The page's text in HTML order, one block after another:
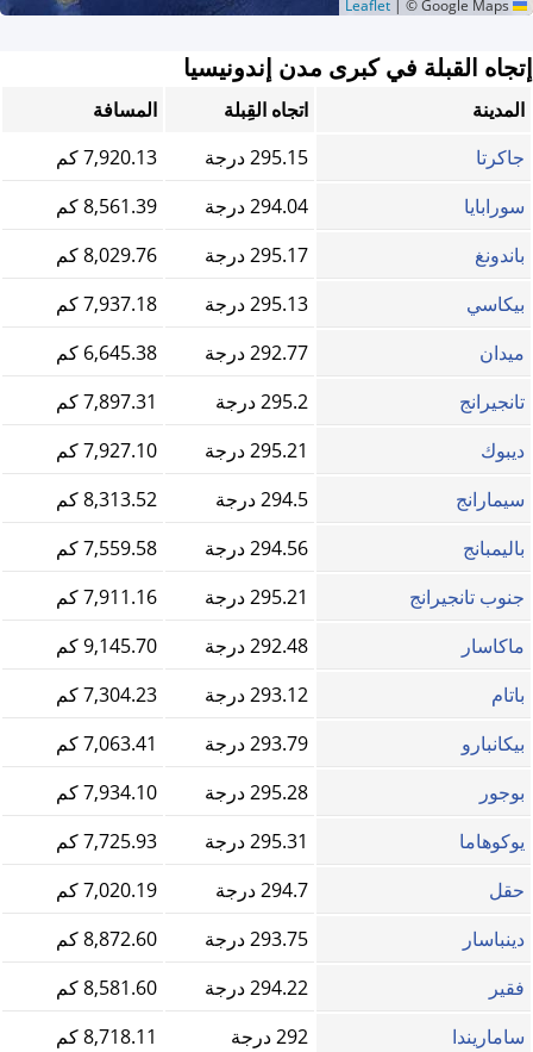
© Google Maps
إتجاه القبلة في كبرى مدن إندونيسيا
المدينة اتجاه القِبلة
المسافة
جاكرتا
295.15 درجة
7,920.13 كم
سورابايا
294.04 درجة
8,561.39 كم
باندونغ
295.17 درجة
8,029.76 كم
بيكاسي
295.13 درجة
7,937.18 كم
ميدان
292.77 درجة
6,645.38 كم
تانجيرانج
295.2 درجة
7,897.31 كم
ديبوك
295.21 درجة
7,927.10 كم
سيمارانج
294.5 درجة
8,313.52 كم
باليمبانج
294.56 درجة
7,559.58 كم
جنوب تانجيرانج
295.21 درجة
7,911.16 كم
ماكاسار
292.48 درجة
9,145.70 كم
باتام
293.12 درجة
7,304.23 كم
بيكانبارو
293.79 درجة
7,063.41 كم
بوجور
295.28 درجة
7,934.10 كم
يوكوهاما
295.31 درجة
7,725.93 كم
حقل
294.7 درجة
7,020.19 كم
دينباسار
293.75 درجة
8,872.60 كم
فقير
294.22 درجة
8,581.60 كم
ساماريندا
292 درجة
8,718.11 كم